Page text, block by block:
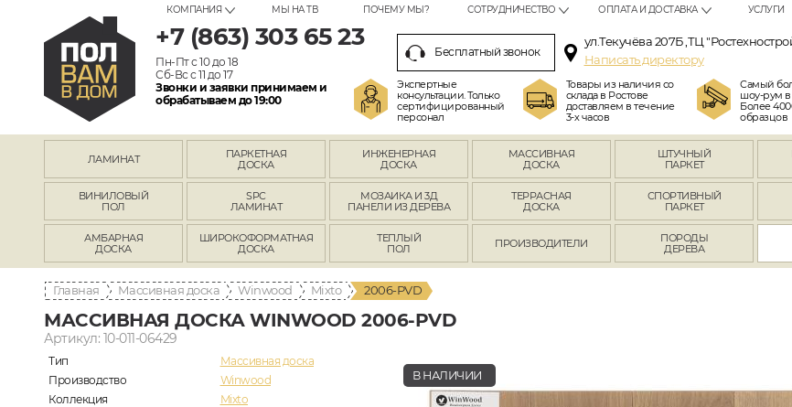
КОМПАНИЯ МЫ НА ТВ ПОЧЕМУ МЫ? СОТРУДНИЧЕСТВО ОПЛАТА И ДОСТАВКА УСЛУГИ
+7 (863) 303 65 23
Пн-Пт с 10 до 18
Сб-Вс с 11 до 17
Звонки и заявки принимаем и
обрабатываем до 19:00
Бесплатный звонок
ул.Текучёва 207Б ,ТЦ
Написать директору
Экспертные
консультации. Только
сертифицированный
персонал
Товары из наличия со
склада в Ростове
доставляем в течение
3-х часов
Самый
шоу-рум в
Более
образцов
ЛАМИНАТ
ПАРКЕТНАЯ
ДОСКА
ИНЖЕНЕРНАЯ
ДОСКА
МАССИВНАЯ
ДОСКА
ШТУЧНЫЙ
ПАРКЕТ
ВИНИЛОВЫЙ
ПОЛ
SPC
ЛАМИНАТ
МОЗАИКА И 3Д
ПАНЕЛИ ИЗ ДЕРЕВА
ТЕРРАСНАЯ
ДОСКА
СПОРТИВНЫЙ
ПАРКЕТ
АМБАРНАЯ
ДОСКА
ШИРОКОФОРМАТНАЯ
ДОСКА
ТЕПЛЫЙ
ПОЛ
ПРОИЗВОДИТЕЛИ
ПОРОДЫ
ДЕРЕВА
Главная Массивная доска Winwood Mixto 2006-PVD
МАССИВНАЯ ДОСКА WINWOOD 2006-PVD
Артикул: 10-011-06429
Тип
Массивная доска
Производство
Winwood
Коллекция
Mixto
В НАЛИЧИИ